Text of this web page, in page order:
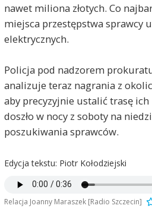
nawet miliona złotych. Co
miejsca przestępstwa sprawcy
elektrycznych.
Policja pod nadzorem
analizuje teraz nagrania z
aby precyzyjnie ustalić trasę
doszło w nocy z soboty na
poszukiwania sprawców.
Edycja tekstu: Piotr Kołodziejski
Relacja Joanny Maraszek [Radio Szczecin]